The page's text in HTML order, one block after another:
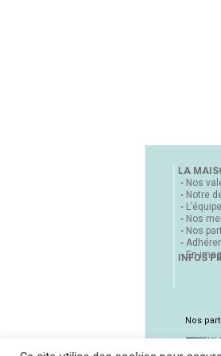
LA
Nos
Notre
L’équipe
Nos
Nos
Adhérer
En
INFOS
Nos